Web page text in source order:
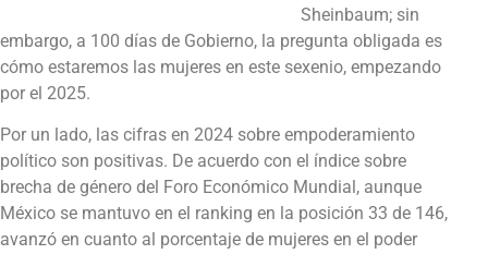
Sheinbaum; sin
embargo, a 100 días de Gobierno, la pregunta obligada es
cómo estaremos las mujeres en este sexenio, empezando
por el 2025.
Por un lado, las cifras en 2024 sobre empoderamiento
político son positivas. De acuerdo con el índice sobre
brecha de género del Foro Económico Mundial, aunque
México se mantuvo en el ranking en la posición 33 de 146,
avanzó en cuanto al porcentaje de mujeres en el poder